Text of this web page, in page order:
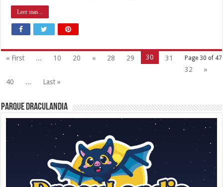
Leer mas...
Page 30 of 47
« First ... 10 20 « 28 29 30
31
32
»
40
... Last »
Parque Draculandia